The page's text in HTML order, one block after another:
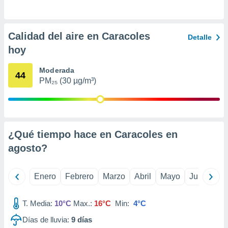
momento
en
en
en
un
datos
perfiles
Calidad del aire en Caracoles
hoy
Detalle
44 Moderada
PM₂₅ (30 µg/m³)
¿Qué tiempo hace en Caracoles en
agosto?
Enero Febrero Marzo Abril Mayo Junio
T. Media: 10°C Max.: 16°C Min: 4°C
Días de lluvia: 9 días